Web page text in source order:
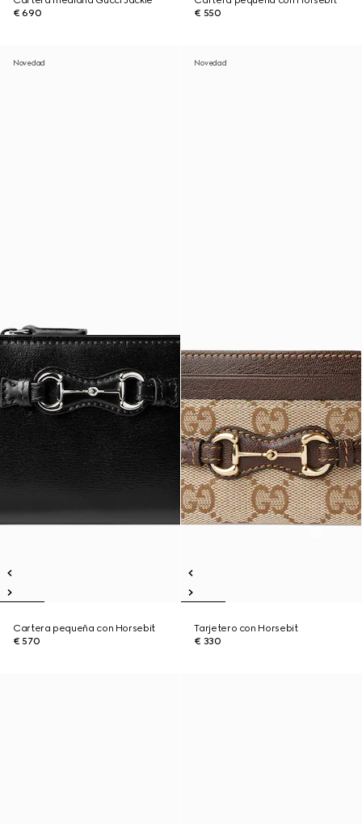
€ 690
€ 550
Novedad
Cartera pequeña con Horsebit
€ 570
Novedad
Tarjetero con Horsebit
€ 330